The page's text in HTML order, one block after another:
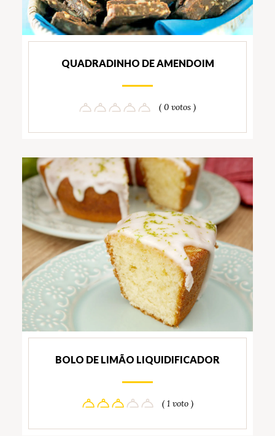
QUADRADINHO DE AMENDOIM
( 0 votos )
BOLO DE LIMÃO LIQUIDIFICADOR
( 1 voto )